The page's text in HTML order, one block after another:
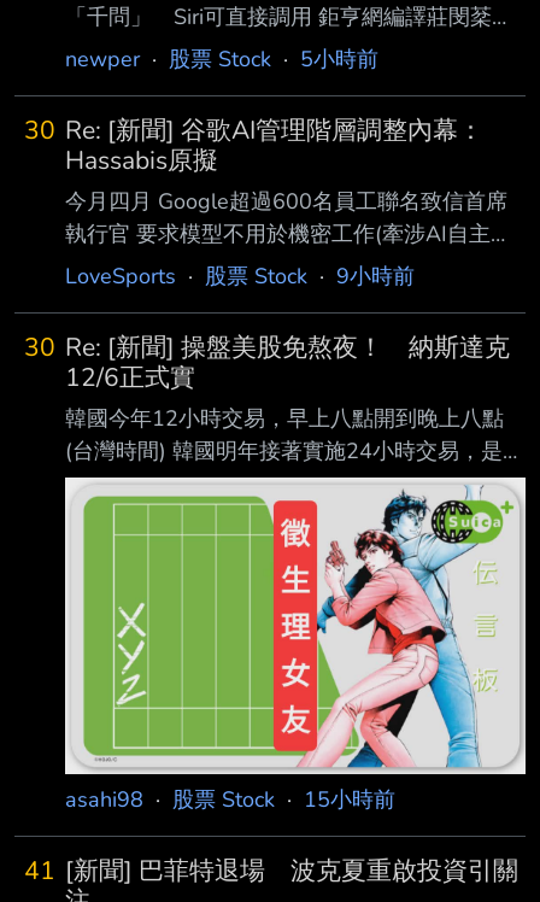
望主控權在自己身上 未來過世遺產才給小孩 或
是再老一點才考慮分年贈與 目前40歲 小朋友也
還小 只是想了解超過六萬美後的規劃 3.
「千問」 Siri可直接調用 鉅亨網編譯莊閔棻
2026-08-08 21:10
(AAPL-US) 與阿里巴巴 (09988-HK) 的人工智
慧（AI）合作，如今已不再只是傳聞 或監管文
件上的字眼，而是實際寫進了蘋果官方的產品說
明之中。 近日有網友發現，蘋果中國官網的
《Mac 使用手冊》新增一個頁面，標題直白寫著
「在 Mac 上配合蘋果智慧使用通義千問」。 這
代表，
newper· 股票 Stock · 5小時前
30 Re: [新聞] 谷歌AI管理階層調整內幕：
Hassabis原擬
今月四月 Google超過600名員工聯名致信首席
執行官 要求模型不用於機密工作(牽涉AI自主武
器、大規模監控) 今年五月 DeepMind為了上述
體表示 如果公司拒絕 他們將會發起抗議與研發
罷工 包括停止研發核心產品Gemini 有受訪者表
示就是因為幾年前Google拒絕過五角大廈合約
才加入DeepMind 同時 持有Alphabet約22億美
元股份的股東聯盟致函Google母公司 要求召開
會議並提高Google雲端和人工智慧在「高風
險」環境下部署的透明度
LoveSports · 股票 Stock · 9小時前
30 Re: [新聞] 操盤美股免熬夜！ 納斯達克
12/6正式實
韓國今年12小時交易，早上八點開到晚上八點
(台灣時間) 韓國明年接著實施24小時交易，是對
接國際，想吸引更多資金進韓國 納斯達克年初
有說要23小時，改的速度很快年底就有 至於亞
洲納斯達克，其實是在韓國，早在1996年七月
就成立了 https://reurl.cc/zOrE20 韓國的創業板
市場，成立於1996年7月 隸屬於韓國交易所，
上市公司總市值位居世界第四
https://reurl.cc/lnZ2kd 這是它的指數 韓國
KOSDAQ指數 追蹤在KOSDAQ上市的科技和中
小型企業 反映韓國科技和創新行
asahi98 · 股票 Stock · 15小時前
41 [新聞] 巴菲特退場 波克夏重啟投資引關